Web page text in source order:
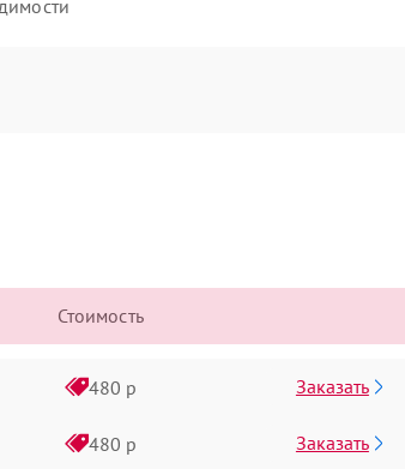
Стоимость
480 р Заказать
480 р Заказать